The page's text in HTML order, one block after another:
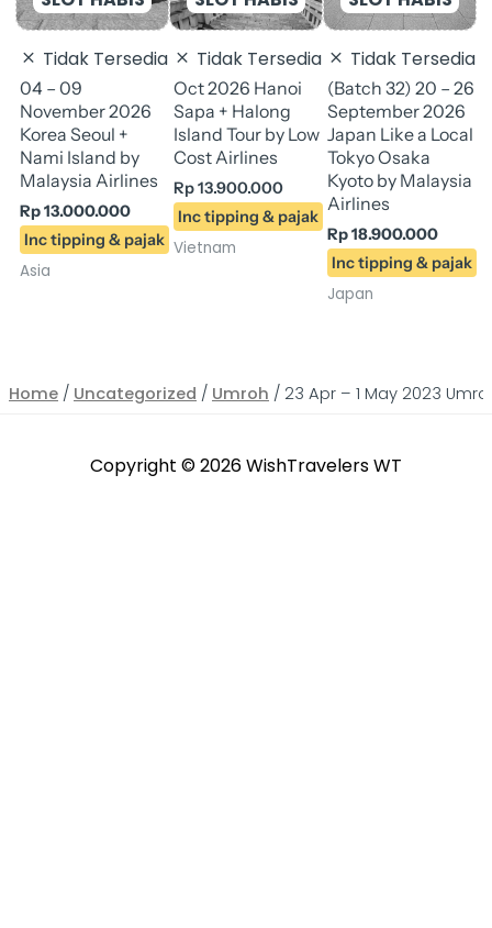
Tidak Tersedia
04 – 09
November 2026
Korea Seoul +
Nami Island by
Malaysia Airlines
Rp13.000.000
Asia
Tidak Tersedia
Oct 2026 Hanoi
Sapa + Halong
Island Tour by Low
Cost Airlines
Rp13.900.000
Vietnam
Tidak Tersedia
(Batch 32) 20 – 26
September 2026
Japan Like a Local
Tokyo Osaka
Kyoto by Malaysia
Airlines
Rp18.900.000
Japan
Home / Uncategorized / Umroh / 23 Apr – 1 May 2023
Copyright © 2026WishTravelers WT